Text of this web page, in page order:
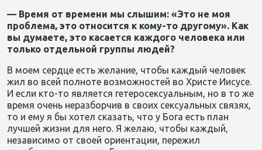
— Время от времени мы слышим: «Это не моя
проблема, это относится к кому-то другому». Как
вы думаете, это касается каждого человека или
только отдельной группы людей?
В моем сердце есть желание, чтобы каждый человек
жил во всей полноте возможностей во Христе Иисусе.
И если кто-то является гетеросексуальным, но в то же
время очень неразборчив в своих сексуальных связях,
то и ему я бы хотел сказать, что у Бога есть план
лучшей жизни для него. Я желаю, чтобы каждый,
независимо от своей ориентации, пережил